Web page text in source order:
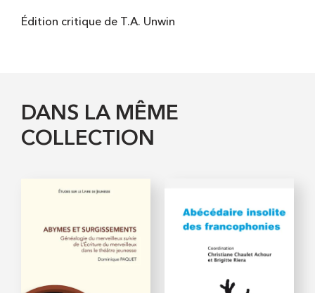
Édition critique de T.A. Unwin
DANS LA MÊME
COLLECTION